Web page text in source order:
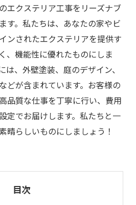
エクステリア工事をリーズナブ
す。私たちは、あなたの家やビ
ンされたエクステリアを提供す
、機能性に優れたものにしま
は、外壁塗装、庭のデザイン、
どが含まれています。お客様の
品質な仕事を丁寧に行い、費用
定でお届けします。私たちと一
晴らしいものにしましょう！
目次